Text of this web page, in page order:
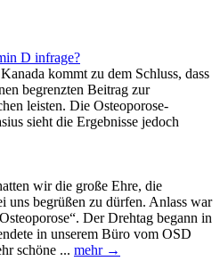
D infrage?
kommt zu dem Schluss, dass
begrenzten Beitrag zur
leisten. Die Osteoporose-
sieht die Ergebnisse jedoch
wir die große Ehre, die
uns begrüßen zu dürfen. Anlass war
Der Drehtag begann in
in unserem Büro vom OSD
schöne ... mehr →